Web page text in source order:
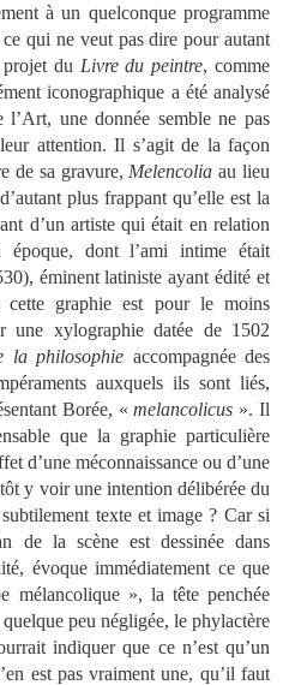
à un quelconque programme
ce qui ne veut pas dire pour autant
projet du Livre du peintre, comme
iconographique a été analysé
une donnée semble ne pas
attention. Il s’agit de la façon
de sa gravure, Melencolia au lieu
plus frappant qu’elle est la
d’un artiste qui était en relation
époque, dont l’ami intime était
éminent latiniste ayant édité et
cette graphie est pour le moins
une xylographie datée de 1502
la philosophie accompagnée des
auxquels ils sont liés,
Borée, «melancolicus ». Il
que la graphie particulière
d’une méconnaissance ou d’une
y voir une intention délibérée du
texte et image ? Car si
de la scène est dessinée dans
évoque immédiatement ce que
mélancolique », la tête penchée
peu négligée, le phylactère
indiquer que ce n’est qu’un
est pas vraiment une, qu’il faut